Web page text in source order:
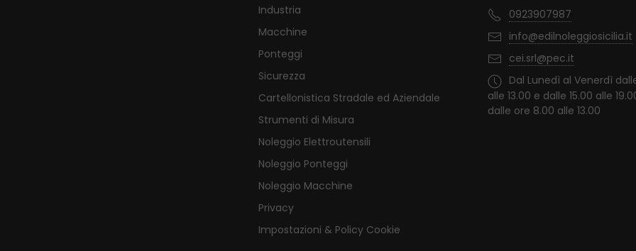
Industria
Macchine
Ponteggi
Sicurezza
Cartellonistica Stradale ed Aziendale
Strumenti di Misura
Noleggio Elettroutensili
Noleggio Ponteggi
Noleggio Macchine
Privacy
Impostazioni & Policy Cookie
0923907987
info@edilnoleggiosicilia.it
cei.srl@pec.it
Dal Lunedì al Venerdì
alle 13.00 e dalle 15.00 alle
dalle ore 8.00 alle 13.00